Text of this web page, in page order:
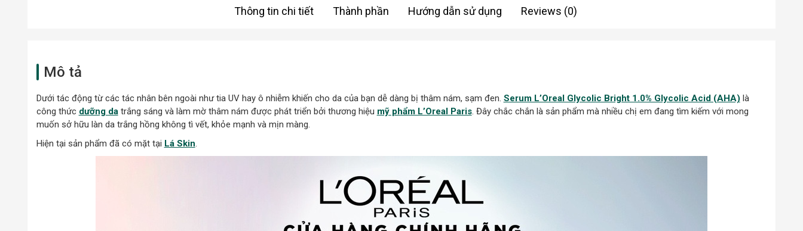
Thông tin chi tiết Thành phần Hướng dẫn sử dụng Reviews (0)
Mô tả
Dưới tác động từ các tác nhân bên ngoài như tia UV hay ô nhiễm khiến cho da của bạn dễ dàng bị thâm nám, sạm đen. Serum L’Oreal Glycolic Bright 1.0% Glycolic Acid (AHA) là
công thức dưỡng datrắng sáng và làm mờ thâm nám được phát triển bởi thương hiệu mỹ phẩm L’Oreal Paris. Đây chắc chắn là sản phẩm mà nhiều chị em đang tìm kiếm với mong
muốn sở hữu làn da trắng hồng không tì vết, khỏe mạnh và mịn màng.
Hiện tại sản phẩm đã có mặt tại Lá Skin.